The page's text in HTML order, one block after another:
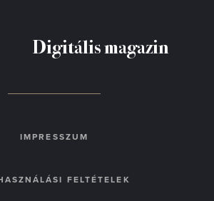
Digitális magazin
IMPRESSZUM
FELTÉTELEK